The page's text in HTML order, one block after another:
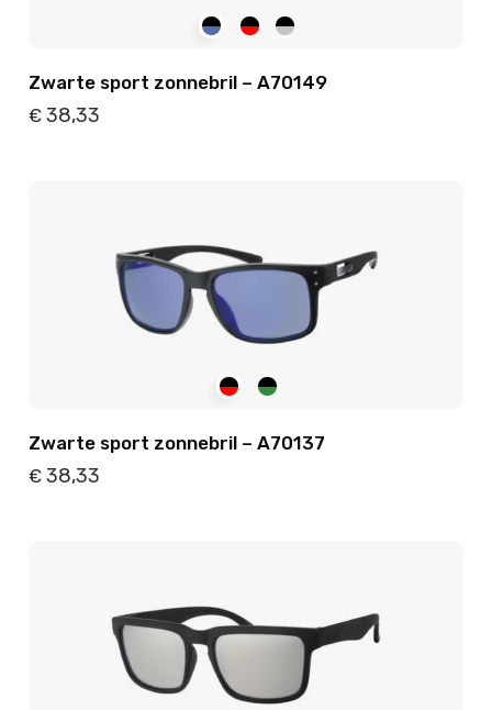
Zwarte sport zonnebril – A70149
€38,33
Zwarte sport zonnebril – A70137
€38,33